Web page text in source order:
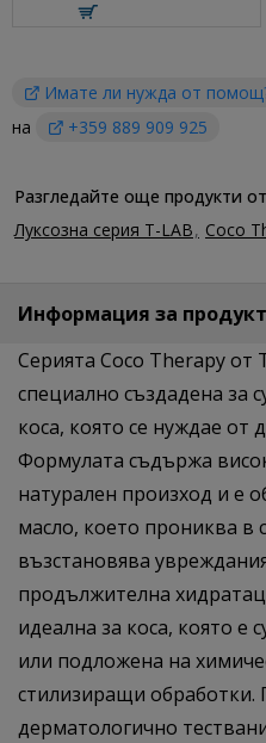
Имате ли нужда от
на
+359 889 909 925
Разгледайте още продукти
Луксозна серия T-LAB
Coco
Информация за
Серията Coco Therapy от
специално създадена за
коса, която се нуждае от
Формулата съдържа
натурален произход и е
масло, което прониква в
възстановява
продължителна
идеална за коса, която е
или подложена на
стилизиращи обработки.
дерматологично